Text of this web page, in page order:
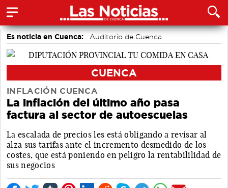
Es noticia en Cuenca: Auditorio de Cuenca
CUENCA
INFLACIÓN CUENCA
La inflación del último año pasa
factura al sector de autoescuelas
La escalada de precios les está obligando a revisar al
alza sus tarifas ante el incremento desmedido de los
costes, que está poniendo en peligro la rentabililidad de
sus negocios